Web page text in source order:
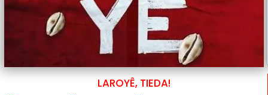
LAROYÊ, TIEDA!